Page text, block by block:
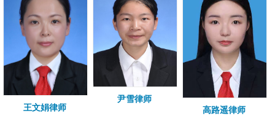
王文娟律师
尹雪律师
高路遥律师